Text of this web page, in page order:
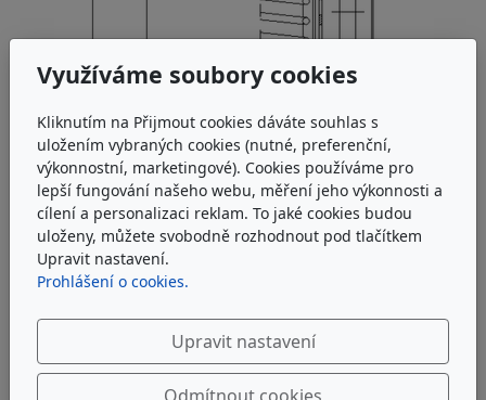
ARGO-HYTOS V3.0620-88
Filtrační vložka EXAPOR®MAX2 Argo-Hytos V3.0620-88
u dodavatele
1 125 Kčbez DPH
Využíváme soubory cookies
Kliknutím na Přijmout cookies dáváte souhlas s
uložením vybraných cookies (nutné, preferenční,
výkonnostní, marketingové). Cookies používáme pro
lepší fungování našeho webu, měření jeho výkonnosti a
cílení a personalizaci reklam. To jaké cookies budou
uloženy, můžete svobodně rozhodnout pod tlačítkem
Upravit nastavení.
Prohlášení o cookies.
Upravit nastavení
Odmítnout cookies